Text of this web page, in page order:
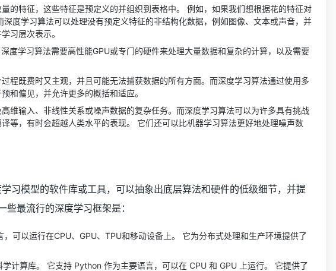
的特征，这些特征是预定义的并组织到表格中。 例如，如果我们想根据花的特征对
度学习算法可以处理没有预定义特征的非结构化数据，例如图像、文本或声音，并
习层次表示。
度学习算法需要高性能GPU或专门的硬件来处理大量数据和复杂的计算，以及需要
程既费时又主观，并且可能无法捕获数据的所有方面。而深度学习算法通过使用多
和偏见，并允许更多的概括和适应。
维输入、非线性关系或噪声数据的复杂任务。而深度学习算法可以为许多具有挑战
等，有时会超越人类水平的表现。 它们还可以比机器学习算法更好地处理噪声数
习模型的软件库或工具，可以抽象出底层算法和硬件的低级细节，并提
最流行的深度学习框架是：
可以运行在CPU、GPU、TPU和移动设备上。 它为分布式处理和生产环境提供了
计算库。 它支持 Python 作为主要语言，可以在 CPU 和 GPU 上运行。 它提供了